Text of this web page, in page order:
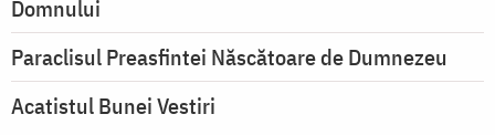
Domnului
Paraclisul Preasfintei Născătoare de Dumnezeu
Acatistul Bunei Vestiri